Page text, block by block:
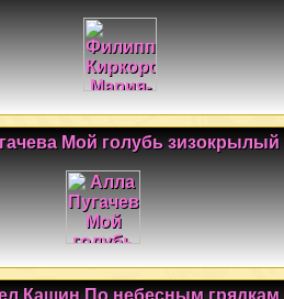
Мой голубь зизокрылый